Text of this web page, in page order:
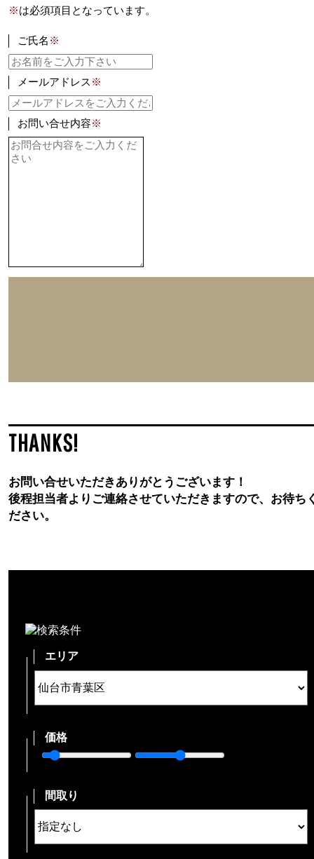
※は必須項目となっています。
ご氏名 ※
メールアドレス ※
お問い合せ内容※
THANKS!
お問い合せいただきありがとうございます！
後程担当者よりご連絡させていただきますので、お待ち
ださい。
エリア
価格
間取り